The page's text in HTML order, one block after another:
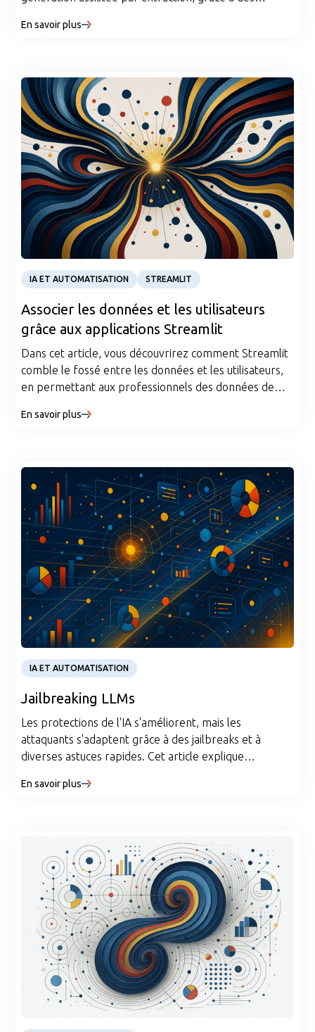
En savoir plus
IA ET AUTOMATISATION
STREAMLIT
Associer les données et les utilisateurs
grâce aux applications Streamlit
Dans cet article, vous découvrirez comment Streamlit
comble le fossé entre les données et les utilisateurs,
en permettant aux professionnels des données de
partageables sans développement Web. Découvrez
données.
En savoir plus
IA ET AUTOMATISATION
Jailbreaking LLMs
Les protections de l'IA s'améliorent, mais les
attaquants s'adaptent grâce à des jailbreaks et à
diverses astuces rapides. Cet article explique
peut garantir la sécurité des systèmes.
En savoir plus